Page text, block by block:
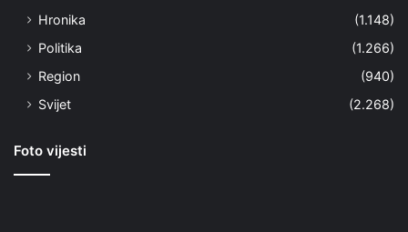
Hronika
(1.148)
Politika
(1.266)
Region
(940)
Svijet
(2.268)
Foto vijesti